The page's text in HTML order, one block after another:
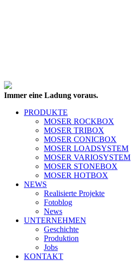
Immer eine Ladung voraus.
PRODUKTE
MOSER ROCKBOX
MOSER TRIBOX
MOSER CONICBOX
MOSER LOADSYSTEM
MOSER VARIOSYSTEM
MOSER STONEBOX
MOSER HOTBOX
NEWS
Realisierte Projekte
Fotoblog
News
UNTERNEHMEN
Geschichte
Produktion
Jobs
KONTAKT